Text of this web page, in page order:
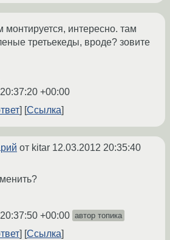
монтируется, интересно. там
третьекеды, вроде? зовите
+00:00
Ссылка
от kitar 12.03.2012 20:35:40
+00:00 автор топика
Ссылка